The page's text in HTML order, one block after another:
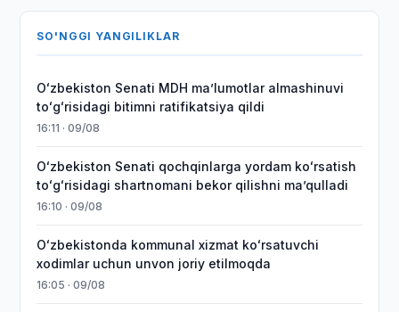
SO'NGGI YANGILIKLAR
Oʻzbekiston Senati MDH maʼlumotlar almashinuvi
toʻgʻrisidagi bitimni ratifikatsiya qildi
16:11 · 09/08
Oʻzbekiston Senati qochqinlarga yordam koʻrsatish
toʻgʻrisidagi shartnomani bekor qilishni maʼqulladi
16:10 · 09/08
Oʻzbekistonda kommunal xizmat koʻrsatuvchi
xodimlar uchun unvon joriy etilmoqda
16:05 · 09/08